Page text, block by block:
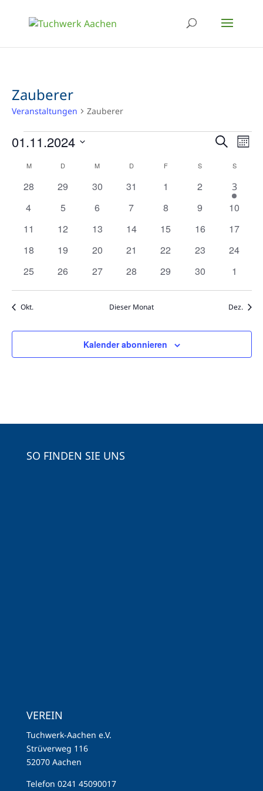
Zauberer
Veranstaltungen Zauberer
Veranstaltungen
Suche
und
Suche
01.11.2024
Kalender
von
Veranstaltungen
MMONTAG D DIENSTAGM MITTWOCH
DDONNERSTAG
FFREITAG S SAMSTAGS
0
28
0
29
0
30
0
31
0
1
0
2
1
3
0
4
0
5
0
6
0
7
0
8
0
9
0
10
0
11
0
12
0
13
0
14
0
15
0
16
0
17
0
18
0
19
0
20
0
21
0
22
0
23
0
24
0
25
0
26
0
27
0
28
0
29
0
30
0
1
Okt. Dieser Monat Dez.
Kalender abonnieren
SO FINDEN SIE UNS
VEREIN
Tuchwerk-Aachen e.V.
Strüverweg 116
52070 Aachen
Telefon 0241 45090017